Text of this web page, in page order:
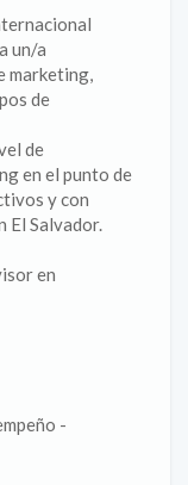
un/a
marketing,
de
de
en el punto de
y con
El Salvador.
en
-